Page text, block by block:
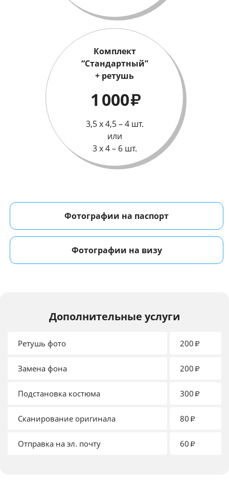
Комплект
“Стандартный”
+ ретушь
1 000₽
3,5 х 4,5 – 4 шт.
или
3 х 4 – 6 шт.
Фотографии на паспорт
Фотографии на визу
Дополнительные услуги
Ретушь фото 200 ₽
Замена фона 200 ₽
Подстановка костюма 300 ₽
Сканирование оригинала 80 ₽
Отправка на эл. почту 60 ₽